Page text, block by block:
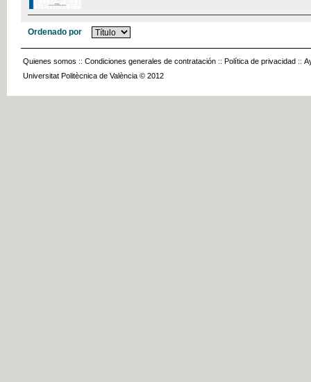
Ordenado por
Quienes somos :: Condiciones generales de contratación :: Política de privacidad ::
Universitat Politècnica de València © 2012